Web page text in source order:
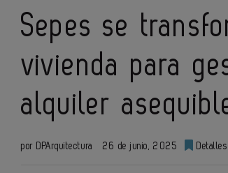
Sepes se
vivienda para
alquiler
por DPArquitectura 26 de junio, 2025 Detalles